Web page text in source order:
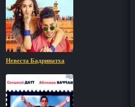
Невеста Бадринатха